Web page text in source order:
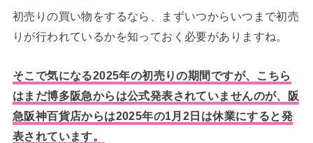
初売りの買い物をするなら、まずいつからいつまで初売
りが行われているかを知っておく必要がありますね。
そこで気になる2025年の初売りの期間ですが、こちら
はまだ博多阪急からは公式発表されていませんのが、阪
急阪神百貨店からは2025年の1月2日は休業にすると発
表されています。